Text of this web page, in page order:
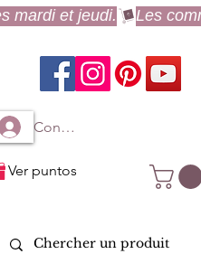
Connexion à mon compte
Ver puntos